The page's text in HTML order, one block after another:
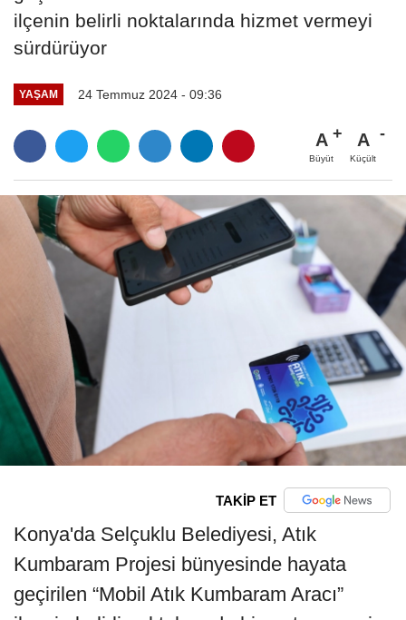
ilçenin belirli noktalarında hizmet vermeyi
sürdürüyor
YAŞAM 24 Temmuz 2024 - 09:36
A
Büyüt
A
Küçült
TAKİP ET
Konya'da Selçuklu Belediyesi, Atık
Kumbaram Projesi bünyesinde hayata
geçirilen “Mobil Atık Kumbaram Aracı”